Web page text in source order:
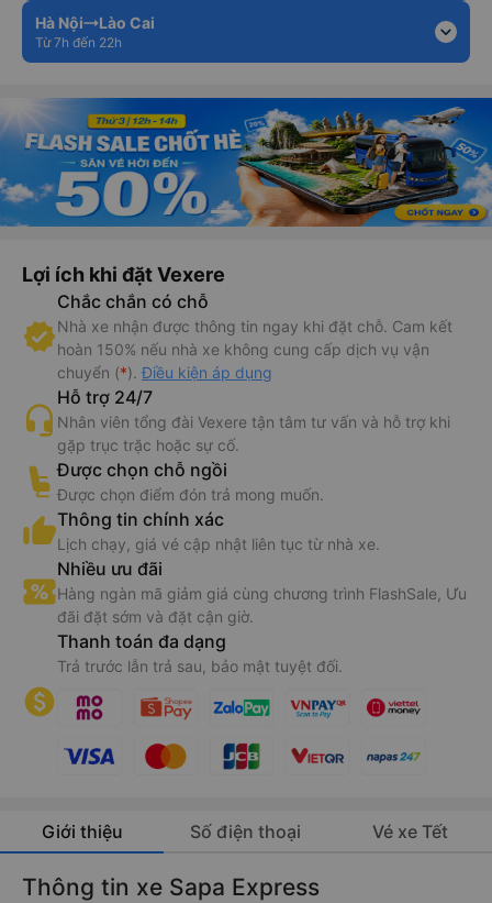
Hà Nội Lào Cai
Từ 7h đến 22h expand_more
Lợi ích khi đặt Vexere
Chắc chắn có chỗ
Nhà xe nhận được thông tin ngay khi đặt chỗ. Cam kết
hoàn 150% nếu nhà xe không cung cấp dịch vụ vận
chuyển (*). Điều kiện áp dụng
Hỗ trợ 24/7
Nhân viên tổng đài Vexere tận tâm tư vấn và hỗ trợ khi
gặp trục trặc hoặc sự cố.
Được chọn chỗ ngồi
Được chọn điểm đón trả mong muốn.
Thông tin chính xác
Lịch chạy, giá vé cập nhật liên tục từ nhà xe.
Nhiều ưu đãi
Hàng ngàn mã giảm giá cùng chương trình FlashSale, Ưu
đãi đặt sớm và đặt cận giờ.
Thanh toán đa dạng
Trả trước lẫn trả sau, bảo mật tuyệt đối.
Giới thiệu Số điện thoại Vé xe Tết
Thông tin xe Sapa Express